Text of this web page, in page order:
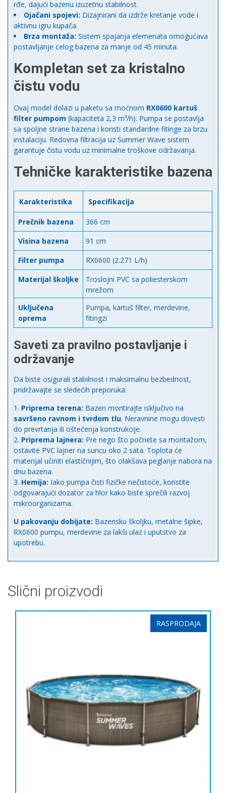
rđe, dajući bazenu izuzetnu stabilnost.
Ojačani spojevi: Dizajnirani da izdrže kretanje vode i
aktivnu igru kupača.
Brza montaža: Sistem spajanja elemenata omogućava
postavljanje celog bazena za manje od 45 minuta.
Kompletan set za kristalno
čistu vodu
Ovaj model dolazi u paketu sa moćnom RX0600 kartuš
filter pumpom (kapaciteta 2,3 m³/h). Pumpa se postavlja
sa spoljne strane bazena i koristi standardne fitinge za brzu
instalaciju. Redovna filtracija uz Summer Wave sistem
garantuje čistu vodu uz minimalne troškove održavanja.
Tehničke karakteristike bazena
Karakteristika Specifikacija
Prečnik bazena
366 cm
Visina bazena
91 cm
Filter pumpa
RX0600 (2.271 L/h)
Materijal školjke
Troslojni PVC sa poliesterskom
mrežom
Uključena
oprema
Pumpa, kartuš filter, merdevine,
fitingzi
Saveti za pravilno postavljanje i
održavanje
Da biste osigurali stabilnost i maksimalnu bezbednost,
pridržavajte se sledećih preporuka:
Priprema terena: Bazen montirajte isključivo na
savršeno ravnom i tvrdom tlu. Neravnine mogu dovesti
do prevrtanja ili oštećenja konstrukcije.
Priprema lajnera: Pre nego što počnete sa montažom,
ostavite PVC lajner na suncu oko 2 sata. Toplota će
materijal učiniti elastičnijim, što olakšava peglanje nabora na
dnu bazena.
Hemija: Iako pumpa čisti fizičke nečistoće, koristite
odgovarajući dozator za hlor kako biste sprečili razvoj
mikroorganizama.
U pakovanju dobijate: Bazensku školjku, metalne šipke,
RX0600 pumpu, merdevine za lakši ulaz i uputstvo za
upotrebu.
Slični proizvodi
RASPRODAJA